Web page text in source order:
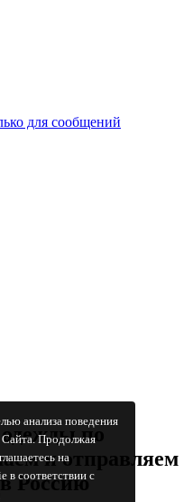
анализа поведения
Сайта. Продолжая
на
в соответствии с
для сообщений
по
и отправляем
Россию